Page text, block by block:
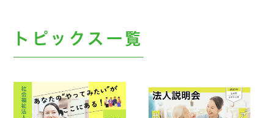
トピックス一覧